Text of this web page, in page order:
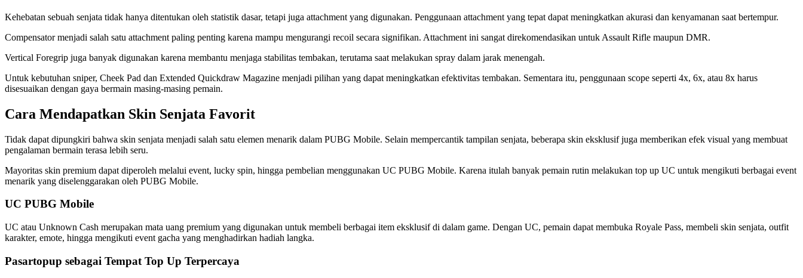
Kehebatan sebuah senjata tidak hanya ditentukan oleh statistik dasar, tetapi juga attachment yang digunakan. Penggunaan attachment yang tepat dapat meningkatkan akurasi dan kenyamanan saat bertempur.
Compensator menjadi salah satu attachment paling penting karena mampu mengurangi recoil secara signifikan. Attachment ini sangat direkomendasikan untuk Assault Rifle maupun DMR.
Vertical Foregrip juga banyak digunakan karena membantu menjaga stabilitas tembakan, terutama saat melakukan spray dalam jarak menengah.
Untuk kebutuhan sniper, Cheek Pad dan Extended Quickdraw Magazine menjadi pilihan yang dapat meningkatkan efektivitas tembakan. Sementara itu, penggunaan scope seperti 4x, 6x, atau 8x harus
disesuaikan dengan gaya bermain masing-masing pemain.
Cara Mendapatkan Skin Senjata Favorit
Tidak dapat dipungkiri bahwa skin senjata menjadi salah satu elemen menarik dalam PUBG Mobile. Selain mempercantik tampilan senjata, beberapa skin eksklusif juga memberikan efek visual yang membuat
pengalaman bermain terasa lebih seru.
Mayoritas skin premium dapat diperoleh melalui event, lucky spin, hingga pembelian menggunakan UC PUBG Mobile. Karena itulah banyak pemain rutin melakukan top up UC untuk mengikuti berbagai event
menarik yang diselenggarakan oleh PUBG Mobile.
UC PUBG Mobile
UC atau Unknown Cash merupakan mata uang premium yang digunakan untuk membeli berbagai item eksklusif di dalam game. Dengan UC, pemain dapat membuka Royale Pass, membeli skin senjata, outfit
karakter, emote, hingga mengikuti event gacha yang menghadirkan hadiah langka.
Pasartopup sebagai Tempat Top Up Terpercaya